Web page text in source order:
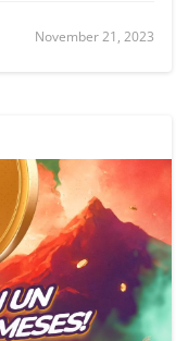
November 21, 2023